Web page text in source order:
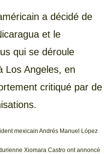
a décidé de
et le
qui se déroule
Los Angeles, en
critiqué par de
mexicain Andrés Manuel López
Xiomara Castro ont annoncé